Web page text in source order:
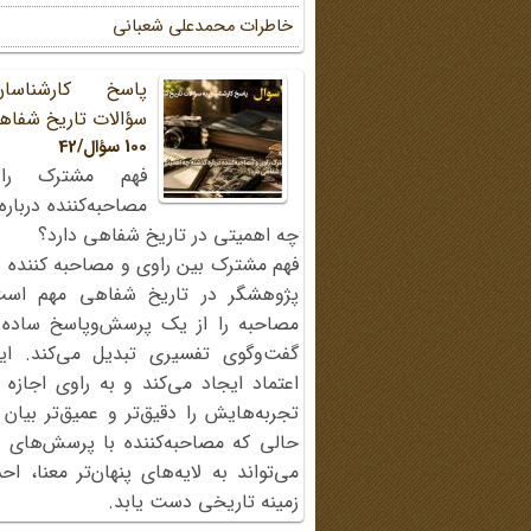
خاطرات محمد‌علی شعبانی
پاسخ
سؤالات تاریخ
100 سؤال/42
فهم مشترک
مصاحبه‌کننده
چه اهمیتی در تاریخ شفاهی دارد؟
فهم مشترک بین راوی و مصاحبه کننده
پژوهشگر در تاریخ شفاهی مهم
مصاحبه را از یک پرسش‌وپاسخ
گفت‌وگوی تفسیری تبدیل می‌کند.
اعتماد ایجاد می‌کند و به راوی
تجربه‌هایش را دقیق‌تر و عمیق‌تر بیان
حالی که مصاحبه‌کننده با پرسش‌های
می‌تواند به لایه‌های پنهان‌تر معنا،
زمینه تاریخی دست یابد.